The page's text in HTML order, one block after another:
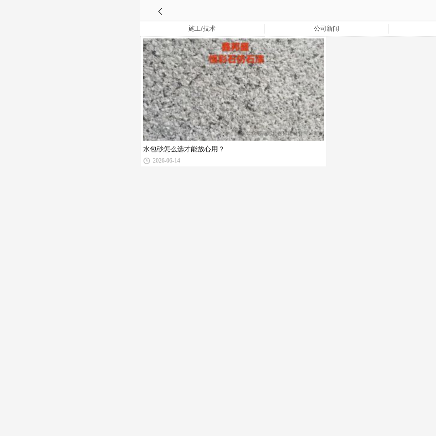
施工/技术 公司新闻
水包砂怎么选才能放心用？
2026-06-14